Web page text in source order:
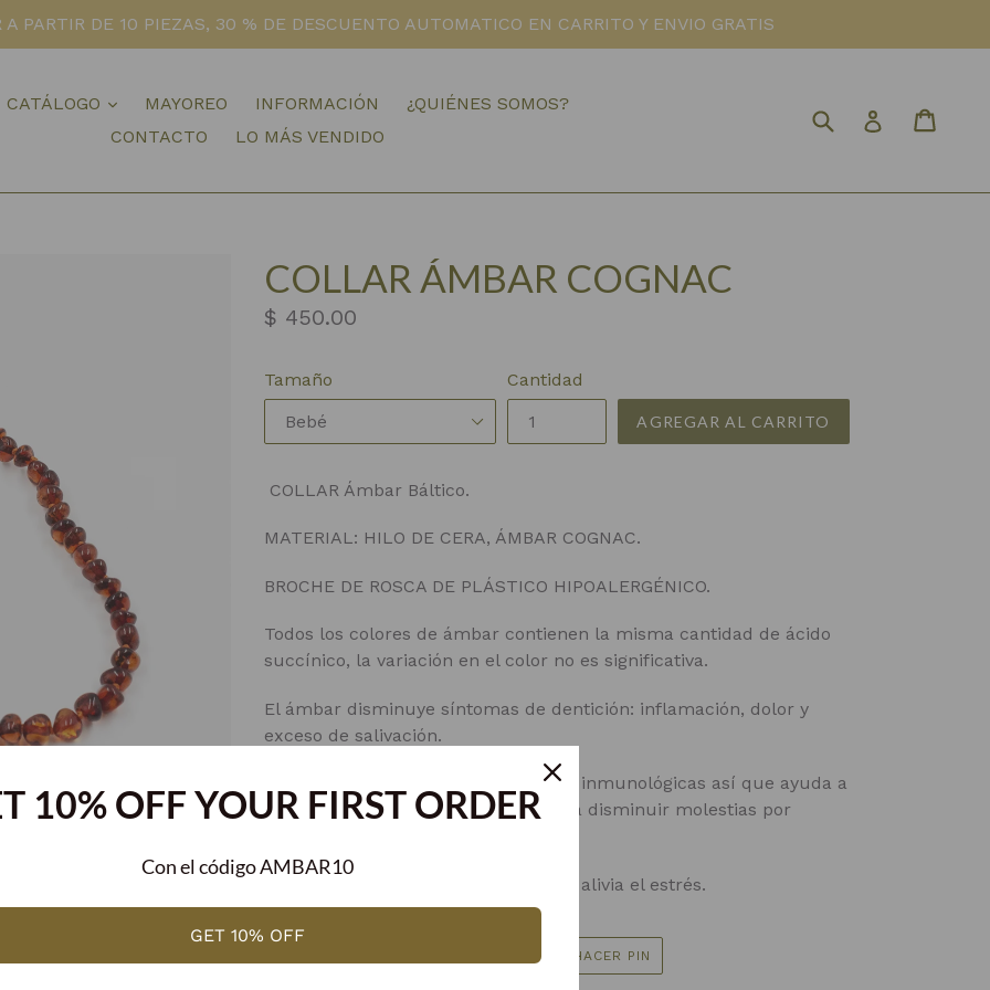
PARTIR DE 10 PIEZAS, 30 % DE DESCUENTO AUTOMATICO EN CARRITO Y ENVIO GRATIS
CATÁLOGO expandir
MAYOREO INFORMACIÓN
¿QUIÉNES SOMOS?
CONTACTO
LO MÁS VENDIDO
Buscar Ingresar
COLLAR ÁMBAR COGNAC
Precio
$ 450.00
Tamaño Cantidad
AGREGAR AL CARRITO
COLLAR Ámbar Báltico.
MATERIAL: HILO DE CERA, ÁMBAR COGNAC.
BROCHE DE ROSCA DE PLÁSTICO HIPOALERGÉNICO.
Todos los colores de ámbar contienen la misma cantidad de ácido
succínico, la variación en el color no es significativa.
El ámbar disminuye síntomas de dentición: inflamación, dolor y
exceso de salivación.
El ámbar también tiene propiedades inmunológicas así que ayuda a
reforzar el sistema inmune y apoya a disminuir molestias por
Ayuda a relajar el sistema nervioso y alivia el estrés.
EN
EN
HACER PIN
PINTEREST
10% OFF YOUR FIRST ORDER
Con el código AMBAR10
GET 10% OFF